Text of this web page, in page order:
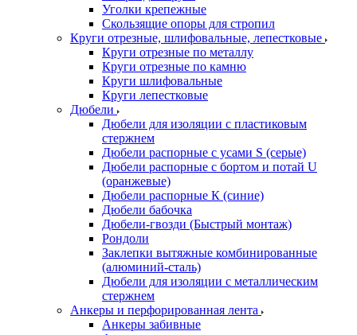
Уголки крепежные
Скользящие опоры для стропил
Круги отрезные, шлифовальные, лепестковые
Круги отрезные по металлу
Круги отрезные по камню
Круги шлифовальные
Круги лепестковые
Дюбели
Дюбели для изоляции с пластиковым
стержнем
Дюбели распорные с усами S (серые)
Дюбели распорные c бортом и потай U
(оранжевые)
Дюбели распорные К (синие)
Дюбели бабочка
Дюбели-гвозди (Быстрый монтаж)
Рондоли
Заклепки вытяжные комбинированные
(алюминий-сталь)
Дюбели для изоляции с металлическим
стержнем
Анкеры и перфорированная лента
Анкеры забивные